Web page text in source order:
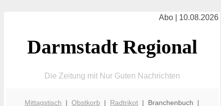
Abo | 10.08.2026
Darmstadt Regional
Die Zeitung mit Nur Guten Nachrichten
Mittagstisch | Obstkorb | Radtrikot | Branchenbuch |